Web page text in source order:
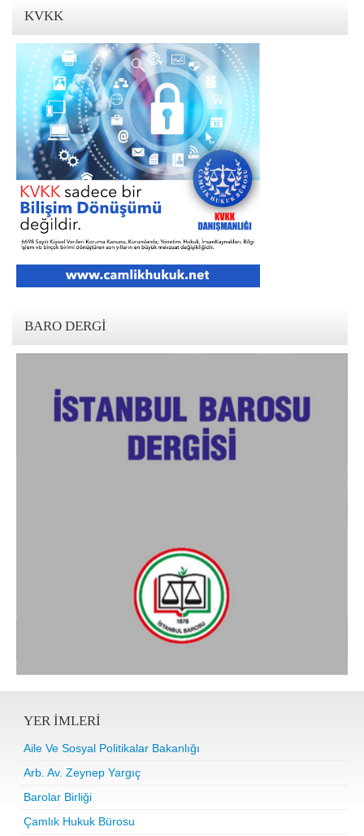
KVKK
BARO DERGI
YER IMLERI
Aile Ve Sosyal Politikalar Bakanlığı
Arb. Av. Zeynep Yargıç
Barolar Birliği
Çamlık Hukuk Bürosu